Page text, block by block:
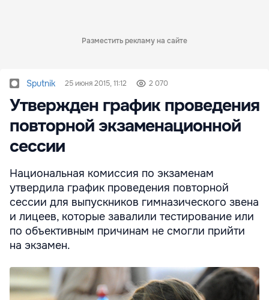
Разместить рекламу на сайте
Sputnik 25 июня 2015, 11:12 2 070
Утвержден график проведения
повторной экзаменационной
сессии
Национальная комиссия по экзаменам
утвердила график проведения повторной
сессии для выпускников гимназического звена
и лицеев, которые завалили тестирование или
по объективным причинам не смогли прийти
на экзамен.